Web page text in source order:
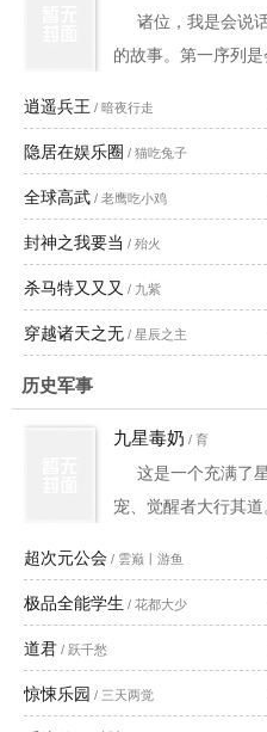
诸位，我是会说
的故事。第一序列
第一序列读者的观点
逍遥兵王 / 暗夜行走
隐居在娱乐圈 / 猫吃兔子
全球高武 / 老鹰吃小鸡
封神之我要当 / 殆火
杀马特又又又 / 九紫
穿越诸天之无 / 星辰之主
历史军事
九星毒奶 / 育
这是一个充满了
宠、觉醒者大行其
毒奶之名。这一切的
始。要从......那一巴
了，写点轻松搞笑
字，量大管饱，点击
超次元公会 / 雲巅丨游鱼
极品全能学生 / 花都大少
道君 / 跃千愁
惊悚乐园 / 三天两觉